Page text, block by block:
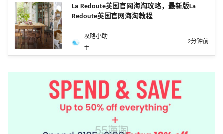
La Redoute英国官网海淘攻略，最新版La
Redoute英国官网海淘教程
攻略小助
手
2分钟前